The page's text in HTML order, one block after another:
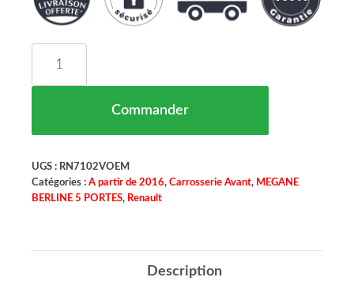
Commander
UGS : RN7102VOEM
Catégories : A partir de 2016, Carrosserie Avant, MEGANE
BERLINE 5 PORTES, Renault
Description